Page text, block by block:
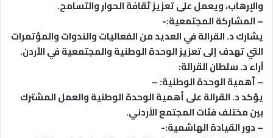
والإرهاب، ويعمل على تعزيز ثقافة الحوار والتسامح.
– المشاركة المجتمعية:-
يشارك د. القرالة في العديد من الفعاليات والندوات والمؤتمرات
التي تهدف إلى تعزيز الوحدة الوطنية والمجتمعية في الأردن.
آراء د. سلطان القرالة:
– أهمية الوحدة الوطنية: –
يؤكد د. القرالة على أهمية الوحدة الوطنية والعمل المشترك
بين مختلف فئات المجتمع الأردني.
– دور القيادة الهاشمية:-